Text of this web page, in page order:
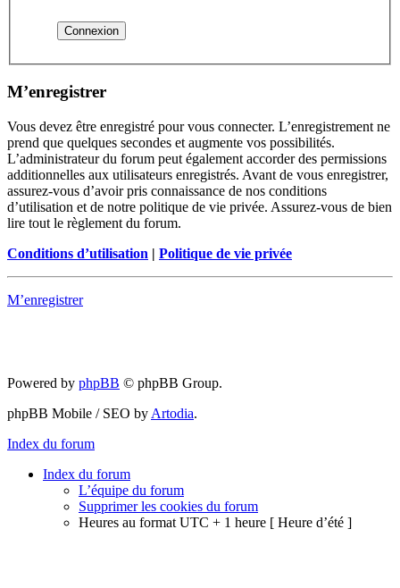
M’enregistrer
Vous devez être enregistré pour vous connecter. L’enregistrement ne
prend que quelques secondes et augmente vos possibilités.
L’administrateur du forum peut également accorder des permissions
additionnelles aux utilisateurs enregistrés. Avant de vous enregistrer,
assurez-vous d’avoir pris connaissance de nos conditions
d’utilisation et de notre politique de vie privée. Assurez-vous de bien
lire tout le règlement du forum.
Conditions d’utilisation | Politique de vie privée
M’enregistrer
Powered by phpBB © phpBB Group.
phpBB Mobile / SEO by Artodia.
Index du forum
Index du forum
L’équipe du forum
Supprimer les cookies du forum
Heures au format UTC + 1 heure [ Heure d’été ]